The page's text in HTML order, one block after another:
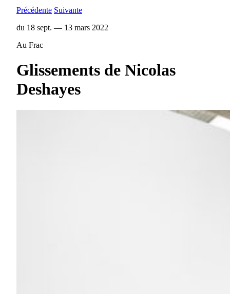
Précédente Suivante
du 18 sept. — 13 mars 2022
Au Frac
Glissements de Nicolas
Deshayes